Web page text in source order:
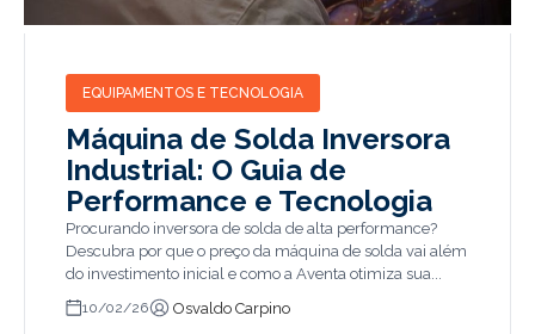
EQUIPAMENTOS E TECNOLOGIA
Máquina de Solda Inversora
Industrial: O Guia de
Performance e Tecnologia
Procurando inversora de solda de alta performance?
Descubra por que o preço da máquina de solda vai além
do investimento inicial e como a Aventa otimiza sua...
10/02/26 Osvaldo Carpino